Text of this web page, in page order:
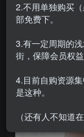
2.不用单独购买
部免费下。
3.有一定周期的
街，保障会员权
4.目前自购资源
是这种。
（还有人不知道